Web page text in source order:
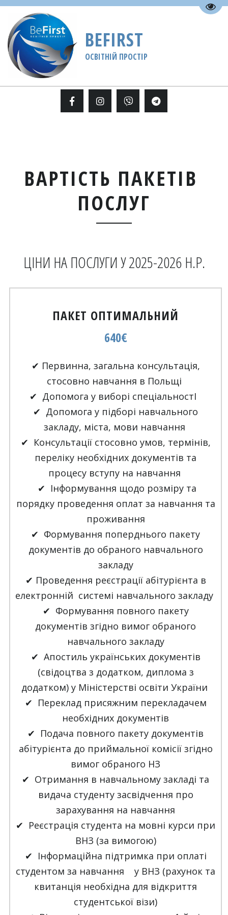
BEFIRST
ОСВІТНІЙ ПРОСТІР
ВАРТІСТЬ ПАКЕТІВ
ПОСЛУГ
ЦІНИ НА ПОСЛУГИ У 2025-2026 Н.Р.
ПАКЕТ ОПТИМАЛЬНИЙ
640€
✔ Первинна, загальна консультація,
стосовно навчання в Польщі
✔ Допомога у виборі спеціальностІ
✔ Допомога у підборі навчального
закладу, міста, мови навчання
✔ Консультації стосовно умов, термінів,
переліку необхідних документів та
процесу вступу на навчання
✔ Інформування щодо розміру та
порядку проведення оплат за навчання та
проживання
✔ Формування поперднього пакету
документів до обраного навчального
закладу
✔ Проведення реєстрації абітурієнта в
електронній системі навчального закладу
✔ Формування повного пакету
документів згідно вимог обраного
навчального закладу
✔ Апостиль українських документів
(свідоцтва з додатком, диплома з
додатком) у Міністерстві освіти України
✔ Переклад присяжним перекладачем
необхідних документів
✔ Подача повного пакету документів
абітурієнта до приймальної комісії згідно
вимог обраного НЗ
✔ Отримання в навчальному закладі та
видача студенту засвідчення про
зарахування на навчання
✔ Реєстрація студента на мовні курси при
ВНЗ (за вимогою)
✔ Інформаційна підтримка при оплаті
студентом за навчання у ВНЗ (рахунок та
квитанція необхідна для відкриття
студентської візи)